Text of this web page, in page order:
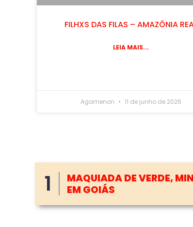
FILHXS DAS FILAS – AMAZÔNIA
LEIA MAIS...
Agamenon 11 de junho de 2026
2 CAMINHONEIROS